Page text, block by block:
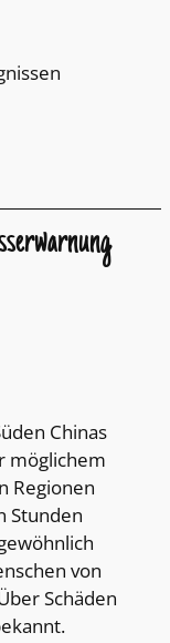
Chinas
möglichem
Regionen
Stunden
von
Schäden